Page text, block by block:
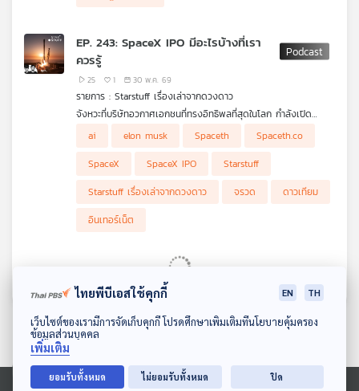
ดาวน์โหลด Thai PBS Podcast Application
EP. 243: SpaceX IPO มีอะไรบ้างที่เรา
ควรรู้
25 1 30 พ.ค. 69
รายการ : Starstuff เรื่องเล่าจากดวงดาว
จังหวะที่บริษัทอวกาศเอกชนที่ทรงอิทธิพลที่สุดในโลก กำลังเปิด
ลงทุนกำลังซื้ออะไรอยู่กันแน่ ระหว่างบริษัทจรวด บริษัทอินเทอร์เน็ต
ผ่านดาวเทียม โครงสร้างพื้นฐานทางทหาร หรือวิสัยทัศน์ระยะยาว
ของ Elon Musk
ai elon musk Spaceth
Spaceth.co
SpaceX
SpaceX IPO
Starstuff
Starstuff เรื่องเล่าจากดวงดาว
จรวด
ดาวเทียม
อินเทอร์เน็ต
ไทยพีบีเอสใช้คุกกี้ EN TH
เว็บไซต์ของเรามีการจัดเก็บคุกกี้ โปรดศึกษาเพิ่มเติมที่นโยบายคุ้มครอง
ข้อมูลส่วนบุคคล
เพิ่มเติม
ยอมรับทั้งหมด ไม่ยอมรับทั้งหมด ปิด